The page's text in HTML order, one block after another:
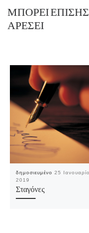
ΜΠΟΡΕΊ
ΑΡΈΣΕΙ
δημοσιευμένο 25
2019
Σταγόνες